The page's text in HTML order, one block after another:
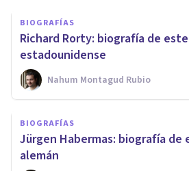
BIOGRAFÍAS
Richard Rorty: biografía de
estadounidense
Nahum Montagud Rubio
BIOGRAFÍAS
Jürgen Habermas: biografía
alemán
Rosalía de Castro:
esta gran poetisa